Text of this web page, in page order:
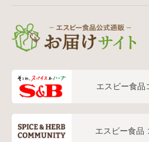
エスビー食品
エスビー食品